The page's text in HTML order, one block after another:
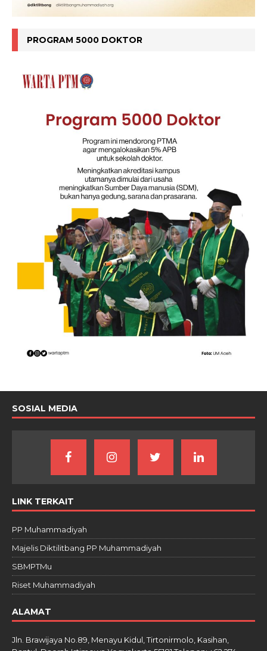
PROGRAM 5000 DOKTOR
SOSIAL MEDIA
LINK TERKAIT
PP Muhammadiyah
Majelis Diktilitbang PP Muhammadiyah
SBMPTMu
Riset Muhammadiyah
ALAMAT
Jln. Brawijaya No.89, Menayu Kidul, Tirtonirmolo, Kasihan,